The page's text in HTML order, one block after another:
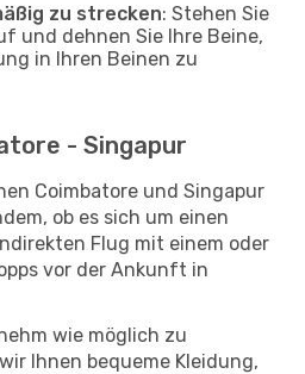
zu strecken: Stehen Sie
und dehnen Sie Ihre Beine,
in Ihren Beinen zu
- Singapur
Coimbatore und Singapur
ob es sich um einen
Flug mit einem oder
vor der Ankunft in
wie möglich zu
Ihnen bequeme Kleidung,